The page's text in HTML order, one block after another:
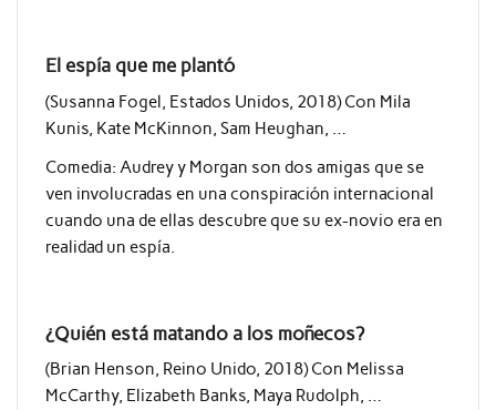
El espía que me plantó
(Susanna Fogel, Estados Unidos, 2018) Con Mila
Kunis, Kate McKinnon, Sam Heughan, …
Comedia: Audrey y Morgan son dos amigas que se
ven involucradas en una conspiración internacional
cuando una de ellas descubre que su ex-novio era en
realidad un espía.
¿Quién está matando a los moñecos?
(Brian Henson, Reino Unido, 2018) Con Melissa
McCarthy, Elizabeth Banks, Maya Rudolph, …